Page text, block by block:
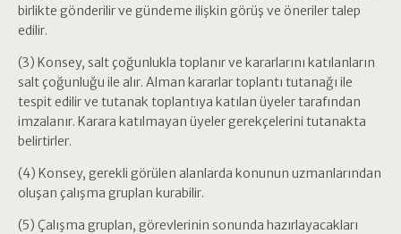
birlikte gönderilir ve gündeme ilişkin görüş ve öneriler talep
edilir.
(3) Konsey, salt çoğunlukla toplanır ve kararlarını katılanların
salt çoğunluğu ile alır. Alman kararlar toplantı tutanağı ile
tespit edilir ve tutanak toplantıya katılan üyeler tarafından
imzalanır. Karara katılmayan üyeler gerekçelerini tutanakta
belirtirler.
(4) Konsey, gerekli görülen alanlarda konunun uzmanlarından
oluşan çalışma gruplan kurabilir.
(5) Çalışma gruplan, görevlerinin sonunda hazırlayacakları